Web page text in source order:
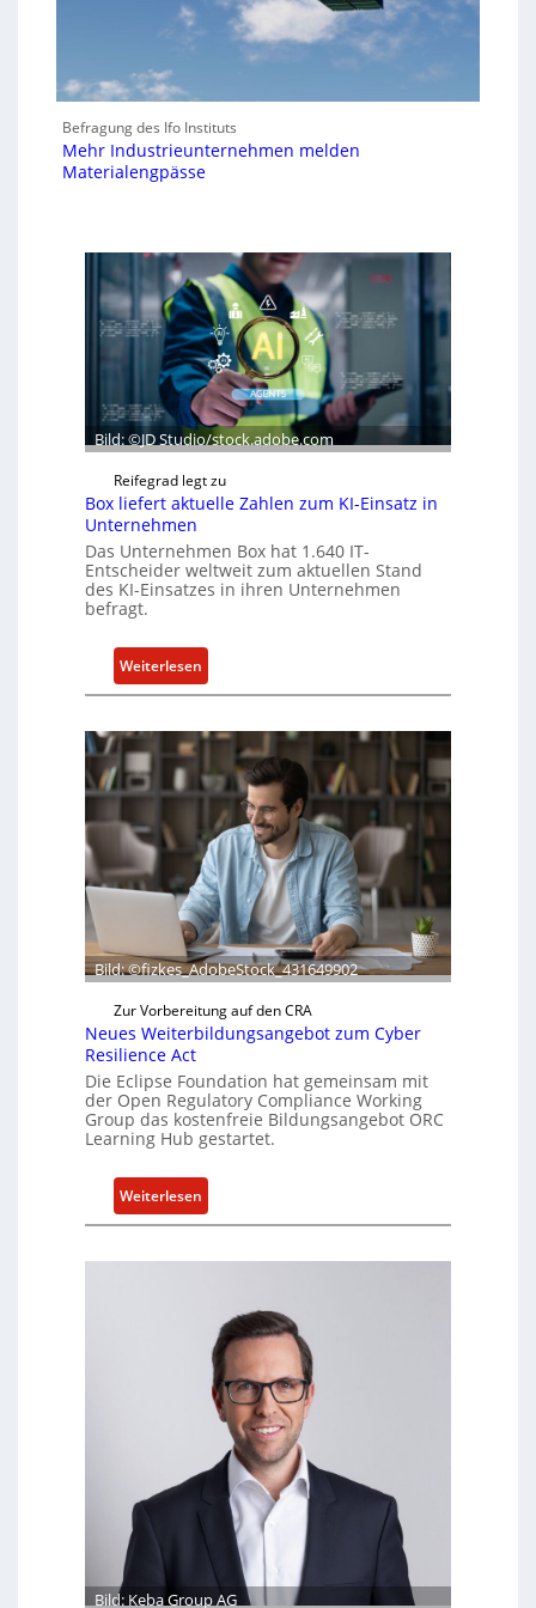
Befragung des Ifo Instituts
Mehr Industrieunternehmen melden
Materialengpässe
Bild: ©JD Studio/stock.adobe.com
Reifegrad legt zu
Box liefert aktuelle Zahlen zum KI-Einsatz in
Unternehmen
Das Unternehmen Box hat 1.640 IT-
Entscheider weltweit zum aktuellen Stand
des KI-Einsatzes in ihren Unternehmen
befragt.
Weiterlesen
B
x
i
f
e
r
t
a
k
u
e
l
e
Z
l
n
m
i
a
z
Bild: ©fizkes_AdobeStock_431649902
Zur Vorbereitung auf den CRA
Neues Weiterbildungsangebot zum Cyber
Resilience Act
Die Eclipse Foundation hat gemeinsam mit
der Open Regulatory Compliance Working
Group das kostenfreie Bildungsangebot ORC
Learning Hub gestartet.
Weiterlesen
N
W
r
u
Bild: Keba Group AG